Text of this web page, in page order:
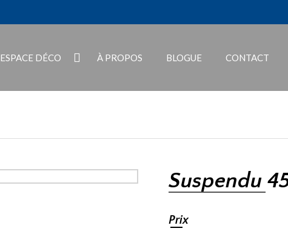
ESPACE DÉCO À PROPOS BLOGUE CONTACT
Suspendu
Prix